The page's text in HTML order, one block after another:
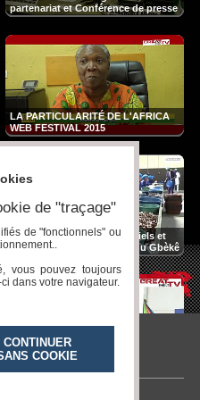
partenariat et Conférence de presse
LA PARTICULARITÉ DE L'AFRICA
WEB FESTIVAL 2015
Film documentaire : Potentiels et
Opportunités de la région du Gbèkê
1ère édition de la SINPORT : Un
de "traçage"
de "fonctionnels" ou
vous pouvez toujours
dans votre navigateur.
CONTINUER
COOKIE